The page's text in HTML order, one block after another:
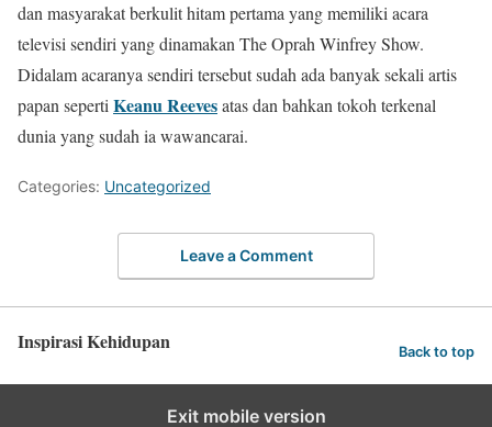
dan masyarakat berkulit hitam pertama yang memiliki acara
televisi sendiri yang dinamakan The Oprah Winfrey Show.
Didalam acaranya sendiri tersebut sudah ada banyak sekali artis
papan seperti Keanu Reevesatas dan bahkan tokoh terkenal
dunia yang sudah ia wawancarai.
Categories: Uncategorized
Leave a Comment
Inspirasi Kehidupan Back to top
Exit mobile version